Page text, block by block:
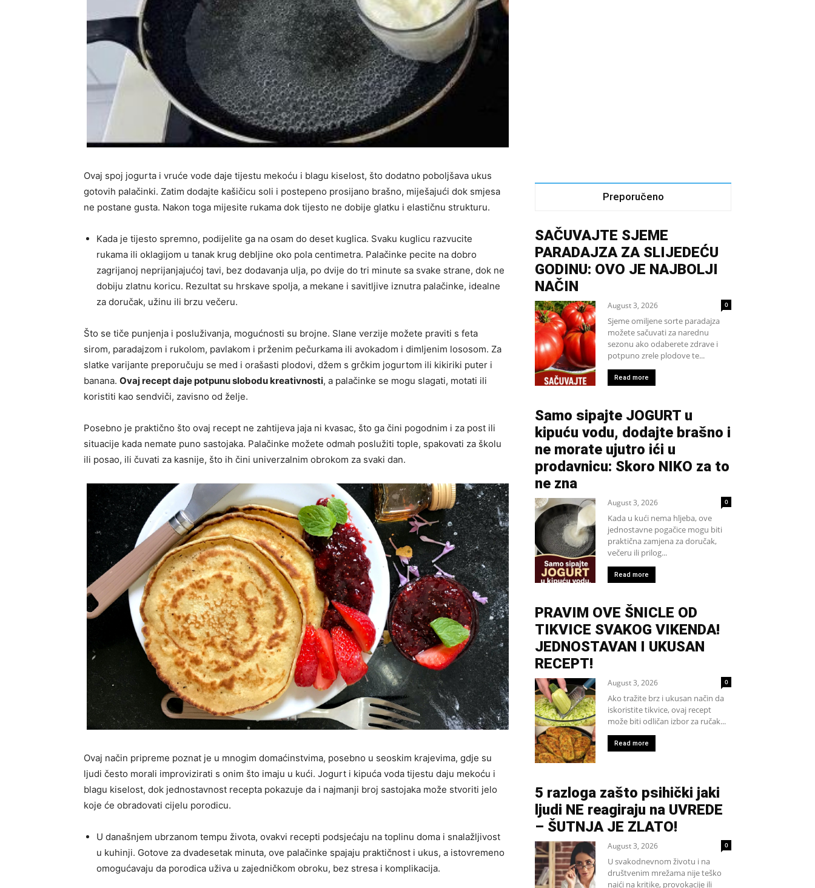
Ovaj spoj jogurta i vruće vode daje tijestu mekoću i blagu kiselost, što dodatno poboljšava ukus
gotovih palačinki. Zatim dodajte kašičicu soli i postepeno prosijano brašno, miješajući dok smjesa
ne postane gusta. Nakon toga mijesite rukama dok tijesto ne dobije glatku i elastičnu strukturu.
Kada je tijesto spremno, podijelite ga na osam do deset kuglica. Svaku kuglicu razvucite
rukama ili oklagijom u tanak krug debljine oko pola centimetra. Palačinke pecite na dobro
zagrijanoj neprijanjajućoj tavi, bez dodavanja ulja, po dvije do tri minute sa svake strane, dok ne
dobiju zlatnu koricu. Rezultat su hrskave spolja, a mekane i savitljive iznutra palačinke, idealne
za doručak, užinu ili brzu večeru.
Što se tiče punjenja i posluživanja, mogućnosti su brojne. Slane verzije možete praviti s feta
sirom, paradajzom i rukolom, pavlakom i prženim pečurkama ili avokadom i dimljenim lososom. Za
slatke varijante preporučuju se med i orašasti plodovi, džem s grčkim jogurtom ili kikiriki puter i
banana. Ovaj recept daje potpunu slobodu kreativnosti, a palačinke se mogu slagati, motati ili
koristiti kao sendviči, zavisno od želje.
Posebno je praktično što ovaj recept ne zahtijeva jaja ni kvasac, što ga čini pogodnim i za post ili
situacije kada nemate puno sastojaka. Palačinke možete odmah poslužiti tople, spakovati za školu
ili posao, ili čuvati za kasnije, što ih čini univerzalnim obrokom za svaki dan.
Ovaj način pripreme poznat je u mnogim domaćinstvima, posebno u seoskim krajevima, gdje su
ljudi često morali improvizirati s onim što imaju u kući. Jogurt i kipuća voda tijestu daju mekoću i
blagu kiselost, dok jednostavnost recepta pokazuje da i najmanji broj sastojaka može stvoriti jelo
koje će obradovati cijelu porodicu.
U današnjem ubrzanom tempu života, ovakvi recepti podsjećaju na toplinu doma i snalažljivost
u kuhinji. Gotove za dvadesetak minuta, ove palačinke spajaju praktičnost i ukus, a istovremeno
omogućavaju da porodica uživa u zajedničkom obroku, bez stresa i komplikacija.
Preporučeno
SAČUVAJTE SJEME
PARADAJZA ZA SLIJEDEĆU
GODINU: OVO JE NAJBOLJI
NAČIN
August 3, 2026 0
Sjeme omiljene sorte paradajza
možete sačuvati za narednu
sezonu ako odaberete zdrave i
potpuno zrele plodove te...
Read more
Samo sipajte JOGURT u
kipuću vodu, dodajte brašno i
ne morate ujutro ići u
prodavnicu: Skoro NIKO za to
ne zna
August 3, 2026 0
Kada u kući nema hljeba, ove
jednostavne pogačice mogu biti
praktična zamjena za doručak,
večeru ili prilog...
Read more
PRAVIM OVE ŠNICLE OD
TIKVICE SVAKOG VIKENDA!
JEDNOSTAVAN I UKUSAN
RECEPT!
August 3, 2026 0
Ako tražite brz i ukusan način da
iskoristite tikvice, ovaj recept
može biti odličan izbor za ručak...
Read more
5 razloga zašto psihički jaki
ljudi NE reagiraju na UVREDE
– ŠUTNJA JE ZLATO!
August 3, 2026 0
U svakodnevnom životu i na
društvenim mrežama nije teško
naići na kritike, provokacije ili